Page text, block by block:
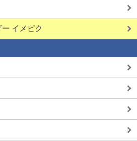
イメピク